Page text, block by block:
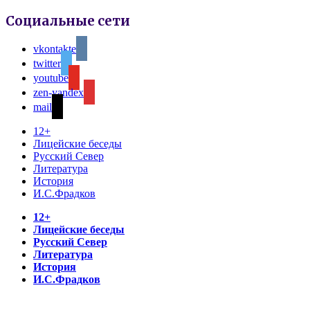
Социальные сети
vkontakte
twitter
youtube
zen-yandex
mail
12+
Лицейские беседы
Русский Север
Литература
История
И.С.Фрадков
12+
Лицейские беседы
Русский Север
Литература
История
И.С.Фрадков